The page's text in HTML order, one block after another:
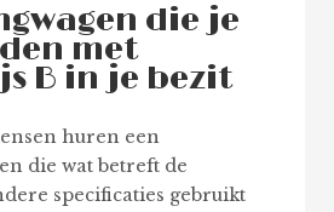
die je
met
B in je bezit
huren een
die wat betreft de
specificaties gebruikt